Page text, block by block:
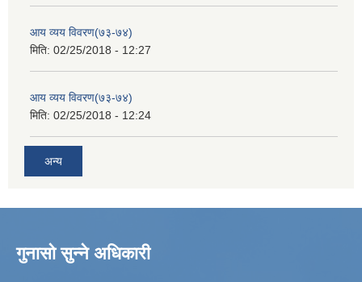
आय व्यय विवरण(७३-७४)
मिति: 02/25/2018 - 12:27
आय व्यय विवरण(७३-७४)
मिति: 02/25/2018 - 12:24
अन्य
गुनासो सुन्ने अधिकारी